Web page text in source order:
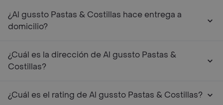
¿Al gussto Pastas & Costillas hace entrega a
domicilio?
¿Cuál es la dirección de Al gussto Pastas &
Costillas?
¿Cuál es el rating de Al gussto Pastas & Costillas?